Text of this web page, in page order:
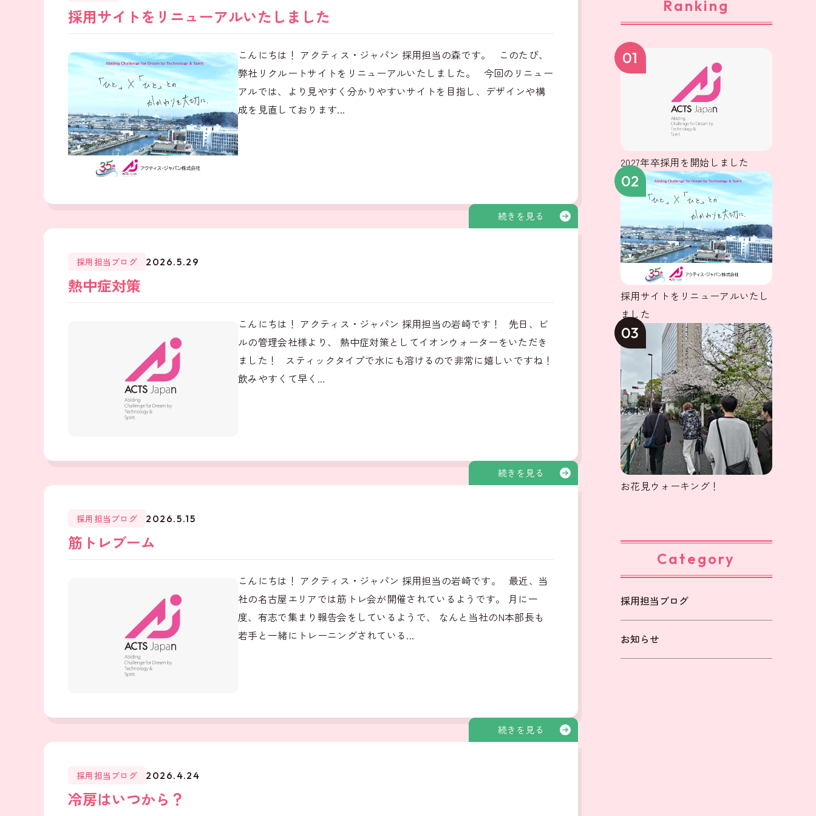
採用サイトをリニューアルいたしました
こんにちは！ アクティス・ジャパン 採用担当の森です。 このたび、
弊社リクルートサイトをリニューアルいたしました。 今回のリニュー
アルでは、より見やすく分かりやすいサイトを目指し、デザインや構
成を見直しております...
続きを見る
採用担当ブログ 2026.5.29
熱中症対策
こんにちは！ アクティス・ジャパン 採用担当の岩崎です！ 先日、ビ
ルの管理会社様より、 熱中症対策としてイオンウォーターをいただき
ました！ スティックタイプで水にも溶けるので非常に嬉しいですね！
飲みやすくて早く...
続きを見る
採用担当ブログ 2026.5.15
筋トレブーム
こんにちは！ アクティス・ジャパン 採用担当の岩崎です。 最近、当
社の名古屋エリアでは筋トレ会が開催されているようです。 月に一
度、有志で集まり報告会をしているようで、 なんと当社のN本部長も
若手と一緒にトレーニングされている...
続きを見る
採用担当ブログ 2026.4.24
冷房はいつから？
Ranking
01
2027年卒採用を開始しました
02
採用サイトをリニューアルいたし
ました
03
お花見ウォーキング！
Category
採用担当ブログ
お知らせ